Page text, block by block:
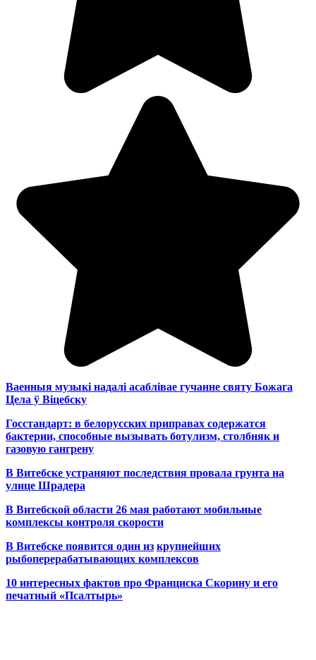
Ваенныя музыкі надалі асаблівае гучанне святу Божага
Цела ў Віцебску
Госстандарт: в белорусских приправах содержатся
бактерии, способные вызывать ботулизм, столбняк и
газовую гангрену
В Витебске устраняют последствия провала грунта на
улице Шрадера
В Витебской области 26 мая работают мобильные
комплексы контроля скорости
В Витебске появится один из крупнейших
рыбоперерабатывающих комплексов
10 интересных фактов про Франциска Скорину и его
печатный «Псалтырь»